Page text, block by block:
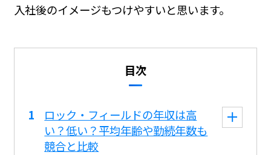
入社後のイメージもつけやすいと思います。
目次
ロック・フィールドの年収は高
い？低い？平均年齢や勤続年数も
競合と比較